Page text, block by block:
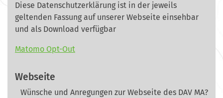
Diese Datenschutzerklärung ist in der jeweils
geltenden Fassung auf unserer Webseite einsehbar
und als Download verfügbar
Matomo Opt-Out
Webseite
Wünsche und Anregungen zur Webseite des DAV MA?